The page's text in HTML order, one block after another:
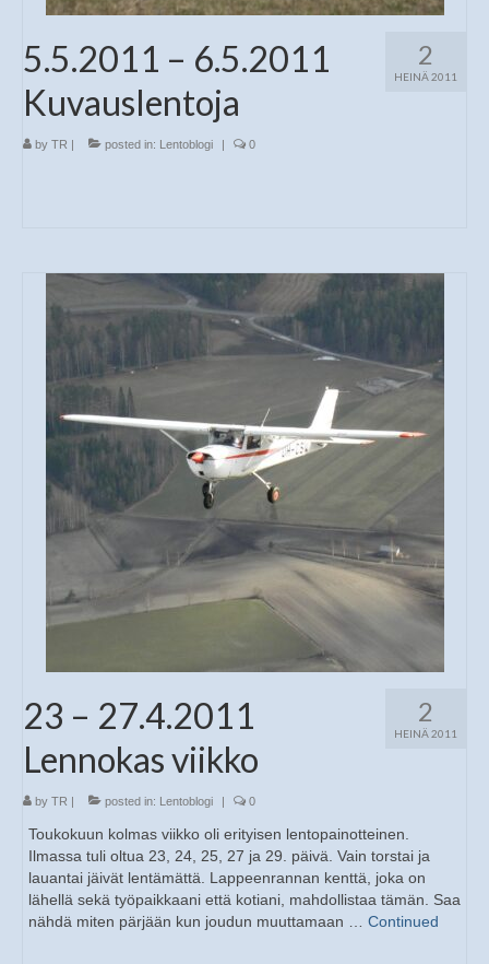
2
HEINÄ 2011
5.5.2011 – 6.5.2011
Kuvauslentoja
by TR | posted in: Lentoblogi | 0
2
HEINÄ 2011
23 – 27.4.2011
Lennokas viikko
by TR | posted in: Lentoblogi | 0
Toukokuun kolmas viikko oli erityisen lentopainotteinen.
Ilmassa tuli oltua 23, 24, 25, 27 ja 29. päivä. Vain torstai ja
lauantai jäivät lentämättä. Lappeenrannan kenttä, joka on
lähellä sekä työpaikkaani että kotiani, mahdollistaa tämän. Saa
nähdä miten pärjään kun joudun muuttamaan … Continued